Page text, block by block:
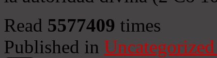
Read 5577409 times
Published in